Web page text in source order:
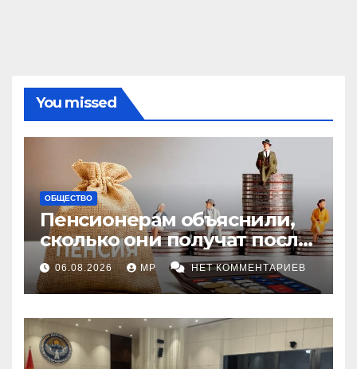
You missed
ОБЩЕСТВО
Пенсионерам объяснили,
сколько они получат после
индексации
06.08.2026 MP НЕТ КОММЕНТАРИЕВ